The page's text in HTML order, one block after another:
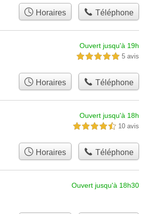
Horaires Téléphone
Ouvert jusqu'à 19h
5,0 étoiles sur 5 5 avis
Horaires Téléphone
Ouvert jusqu'à 18h
4,5 étoiles sur 5 10 avis
Horaires Téléphone
Ouvert jusqu'à 18h30